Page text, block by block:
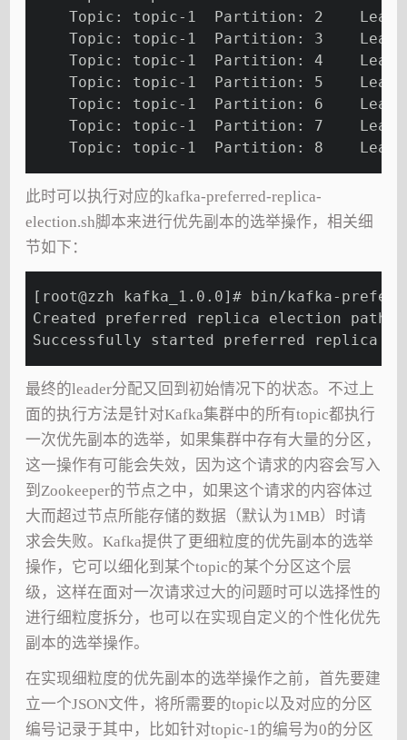
Topic: topic-1  Partition: 2
Topic: topic-1  Partition: 3
Topic: topic-1  Partition: 4
Topic: topic-1  Partition: 5
Topic: topic-1  Partition: 6
Topic: topic-1  Partition: 7
Topic: topic-1  Partition: 8
此时可以执行对应的kafka-preferred-replica-
election.sh脚本来进行优先副本的选举操作，相关细
节如下：
[root@zzh kafka_1.0.0]# bin/kafka-
Created preferred replica election
Successfully started preferred
最终的leader分配又回到初始情况下的状态。不过上
面的执行方法是针对Kafka集群中的所有topic都执行
一次优先副本的选举，如果集群中存有大量的分区，
这一操作有可能会失效，因为这个请求的内容会写入
到Zookeeper的节点之中，如果这个请求的内容体过
大而超过节点所能存储的数据（默认为1MB）时请
求会失败。Kafka提供了更细粒度的优先副本的选举
操作，它可以细化到某个topic的某个分区这个层
级，这样在面对一次请求过大的问题时可以选择性的
进行细粒度拆分，也可以在实现自定义的个性化优先
副本的选举操作。
在实现细粒度的优先副本的选举操作之前，首先要建
立一个JSON文件，将所需要的topic以及对应的分区
编号记录于其中，比如针对topic-1的编号为0的分区